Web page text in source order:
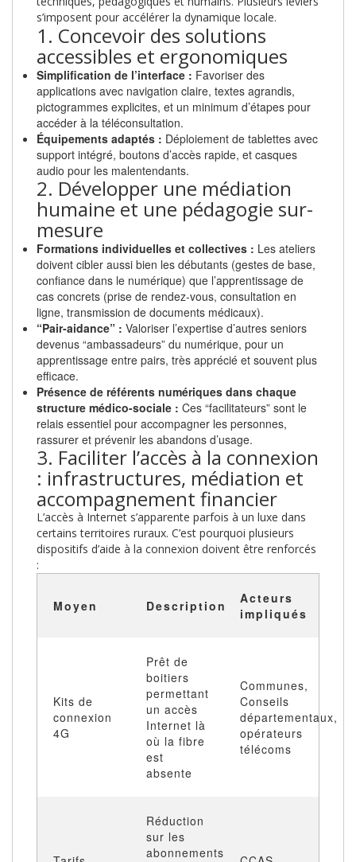
s’imposent pour accélérer la dynamique locale.
1. Concevoir des solutions
accessibles et ergonomiques
Simplification de l’interface : Favoriser des
applications avec navigation claire, textes agrandis,
pictogrammes explicites, et un minimum d’étapes pour
accéder à la téléconsultation.
Équipements adaptés : Déploiement de tablettes avec
support intégré, boutons d’accès rapide, et casques
audio pour les malentendants.
2. Développer une médiation
humaine et une pédagogie sur-
mesure
Formations individuelles et collectives : Les ateliers
doivent cibler aussi bien les débutants (gestes de base,
confiance dans le numérique) que l’apprentissage de
cas concrets (prise de rendez-vous, consultation en
ligne, transmission de documents médicaux).
“Pair-aidance” : Valoriser l’expertise d’autres seniors
devenus “ambassadeurs” du numérique, pour un
apprentissage entre pairs, très apprécié et souvent plus
efficace.
Présence de référents numériques dans chaque
structure médico-sociale : Ces “facilitateurs” sont le
relais essentiel pour accompagner les personnes,
rassurer et prévenir les abandons d’usage.
3. Faciliter l’accès à la connexion
: infrastructures, médiation et
accompagnement financier
L’accès à Internet s’apparente parfois à un luxe dans
certains territoires ruraux. C’est pourquoi plusieurs
dispositifs d’aide à la connexion doivent être renforcés
:
Moyen Description
Acteurs
impliqués
Kits de
connexion
4G
Prêt de
boitiers
permettant
un accès
Internet là
où la fibre
est
absente
Communes,
Conseils
départementaux,
opérateurs
télécoms
Réduction
sur les
abonnements